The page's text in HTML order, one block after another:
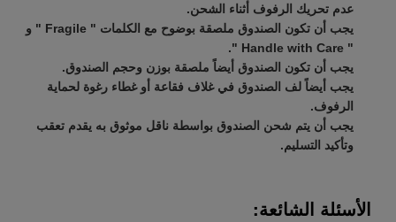
عدم تحريك الرفوف أثناء الشحن.
يجب أن تكون الصندوق ملصقة بوضوح مع الكلمات " Fragile " و
" Handle with Care ".
يجب أن تكون الصندوق أيضاً ملصقة بوزن وحجم الصندوق.
يجب أيضاً لف الصندوق في غلاف فقاعة أو غطاء رغوة لحماية
الرفوف.
يجب أن يتم شحن الصندوق بواسطة ناقل موثوق به يقدم تعقب
وتأكيد التسليم.
الأسئلة الشائعة: